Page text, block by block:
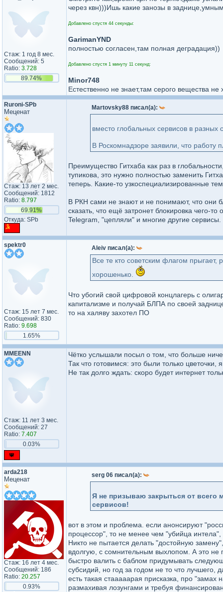
Стаж: 1 год 8 мес.
Сообщений: 5
Ratio: 3.728
89.74%
через квн)))Ишь какие занозы в
Добавлено спустя 44 секунды:
GarimanYND
полностью согласен,там полная деградация))
Добавлено спустя 1 минуту 11 секунд:
Minor748
Естественно не знает,там серого вещества не
Ruroni-SPb
Меценат
Стаж: 13 лет 2 мес.
Сообщений: 1812
Ratio: 8.797
69.91%
Откуда: SPb
Martovsky88 писал(а):
вместо глобальных сервисов в разных
В Роскомнадзоре заявили, что работу
Преимущество Гитхаба как раз в
тупикова, это нужно полностью заменить
теперь. Какие-то узкоспециализированные
В РКН сами не знают и не понимают, что они
сказать, что ещё затронет блокировка чего-
Telegram, "цепляли" и многие другие сервисы.
spektr0
Стаж: 15 лет 7 мес.
Сообщений: 830
Ratio: 9.698
1.65%
Aleiv писал(а):
Все те кто советским флагом
хорошенько.
Что убогий свой цифровой концлагерь с
капитализме и получай БЛПА по своей
то на халяву захотел ПО
MMEENN
Стаж: 11 лет 3 мес.
Сообщений: 27
Ratio: 7.407
0.03%
Чётко услышали посыл о том, что больше
Так что готовимся: это были только цветочки,
Не так долго ждать: скоро будет интернет
arda218
Меценат
Стаж: 16 лет 4 мес.
Сообщений: 186
Ratio: 20.257
0.93%
serg 06 писал(а):
Я не призываю закрыться от всего
сервисов!
вот в этом и проблема. если анонсируют
процессор", то не менее чем "убийца
Никто не пытается делать "достойную
вдолгую, с сомнительным выхлопом. А это не
быстро валить с баблом придумывать
субсидий, но год за годом не то что лучшего,
есть такая стааааарая присказка, про
размахивая лозунгами и требуя